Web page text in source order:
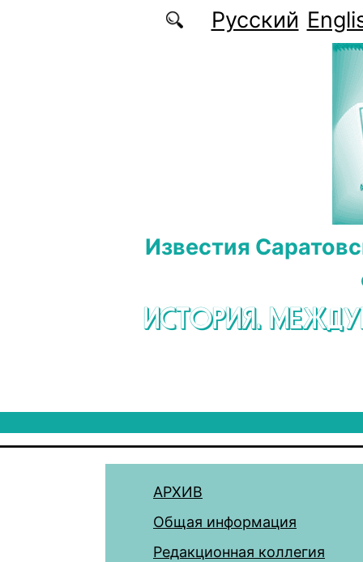
Перейти к основному содержаниюРусский
Известия
ИСТОРИЯ.
АРХИВ
Общая информация
Редакционная коллегия